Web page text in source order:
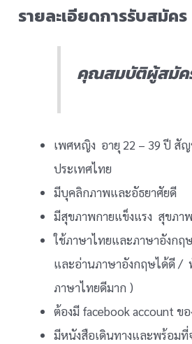
คุณ Sirathip Sattham
คุณ Sriwan Kaweeteerawat
คุณ Supapit Saikaew
คุณ Thamolwan Jettanataikul
คุณ Tunchanok
คุณ Wanphen Bunphen
คุณ Warapan Suchinai
รายละเอียดการรับสมัคร
คุณสมบัติผู้สมัค
เพศหญิง อายุ 22 – 39 ปี สั
ประเทศไทย
มีบุคลิกภาพและอัธยาศัยดี
มีสุขภาพกายแข็งแรง สุขภา
ใช้ภาษาไทยและภาษาอังกฤ
และอ่านภาษาอังกฤษได้ดี /
ภาษาไทยดีมาก )
ต้องมี facebook account ขอ
มีหนังสือเดินทางและพร้อมที่